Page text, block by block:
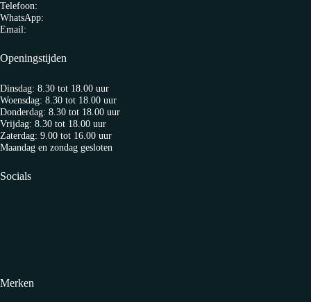
Telefoon:
WhatsApp:
Email:
Openingstijden
Dinsdag: 8.30 tot 18.00 uur
Woensdag: 8.30 tot 18.00 uur
Donderdag: 8.30 tot 18.00 uur
Vrijdag: 8.30 tot 18.00 uur
Zaterdag: 9.00 tot 16.00 uur
Maandag en zondag gesloten
Socials
Merken